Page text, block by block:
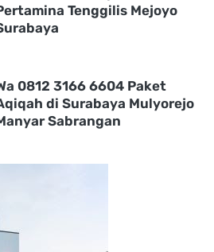
Tenggilis Mejoyo
0812 3166 6604 Paket
di Surabaya Mulyorejo
Sabrangan